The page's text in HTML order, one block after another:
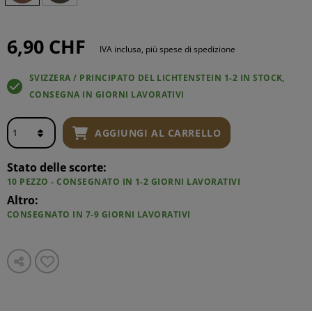
6,90 CHF IVA inclusa, più spese di spedizione
SVIZZERA / PRINCIPATO DEL LICHTENSTEIN 1-2 IN STOCK,
CONSEGNA IN GIORNI LAVORATIVI
AGGIUNGI AL CARRELLO
Stato delle scorte:
10 PEZZO - CONSEGNATO IN 1-2 GIORNI LAVORATIVI
Altro:
CONSEGNATO IN 7-9 GIORNI LAVORATIVI